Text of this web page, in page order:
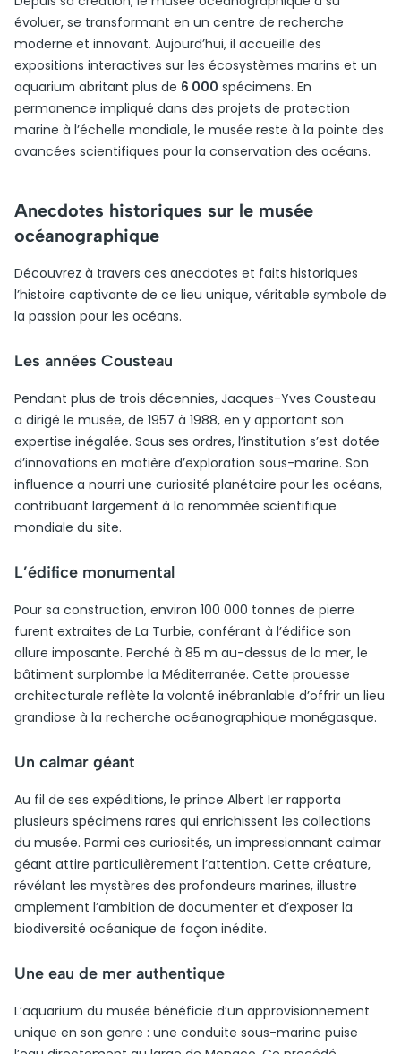
évoluer, se transformant en un centre de recherche
moderne et innovant. Aujourd’hui, il accueille des
expositions interactives sur les écosystèmes marins et un
aquarium abritant plus de 6 000 spécimens. En
permanence impliqué dans des projets de protection
marine à l’échelle mondiale, le musée reste à la pointe des
avancées scientifiques pour la conservation des océans.
Anecdotes historiques sur le musée
océanographique
Découvrez à travers ces anecdotes et faits historiques
l’histoire captivante de ce lieu unique, véritable symbole de
la passion pour les océans.
Les années Cousteau
Pendant plus de trois décennies, Jacques-Yves Cousteau
a dirigé le musée, de 1957 à 1988, en y apportant son
expertise inégalée. Sous ses ordres, l’institution s’est dotée
d’innovations en matière d’exploration sous-marine. Son
influence a nourri une curiosité planétaire pour les océans,
contribuant largement à la renommée scientifique
mondiale du site.
L’édifice monumental
Pour sa construction, environ 100 000 tonnes de pierre
furent extraites de La Turbie, conférant à l’édifice son
allure imposante. Perché à 85 m au-dessus de la mer, le
bâtiment surplombe la Méditerranée. Cette prouesse
architecturale reflète la volonté inébranlable d’offrir un lieu
grandiose à la recherche océanographique monégasque.
Un calmar géant
Au fil de ses expéditions, le prince Albert Ier rapporta
plusieurs spécimens rares qui enrichissent les collections
du musée. Parmi ces curiosités, un impressionnant calmar
géant attire particulièrement l’attention. Cette créature,
révélant les mystères des profondeurs marines, illustre
amplement l’ambition de documenter et d’exposer la
biodiversité océanique de façon inédite.
Une eau de mer authentique
L’aquarium du musée bénéficie d’un approvisionnement
unique en son genre : une conduite sous-marine puise